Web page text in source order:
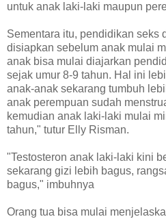
untuk anak laki-laki maupun
Sementara itu, pendidikan seks
disiapkan sebelum anak mulai
anak bisa mulai diajarkan
sejak umur 8-9 tahun. Hal ini
anak-anak sekarang tumbuh
anak perempuan sudah
kemudian anak laki-laki mulai
tahun," tutur Elly Risman.
"Testosteron anak laki-laki kini
sekarang gizi lebih bagus,
bagus," imbuhnya
Orang tua bisa mulai